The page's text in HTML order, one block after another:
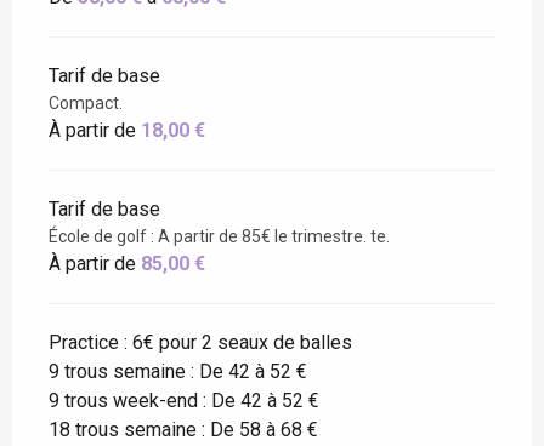
Tarif de base
Compact.
À partir de 18,00 €
Tarif de base
École de golf : A partir de 85€ le trimestre. te.
À partir de 85,00 €
Practice : 6€ pour 2 seaux de balles
9 trous semaine : De 42 à 52 €
9 trous week-end : De 42 à 52 €
18 trous semaine : De 58 à 68 €